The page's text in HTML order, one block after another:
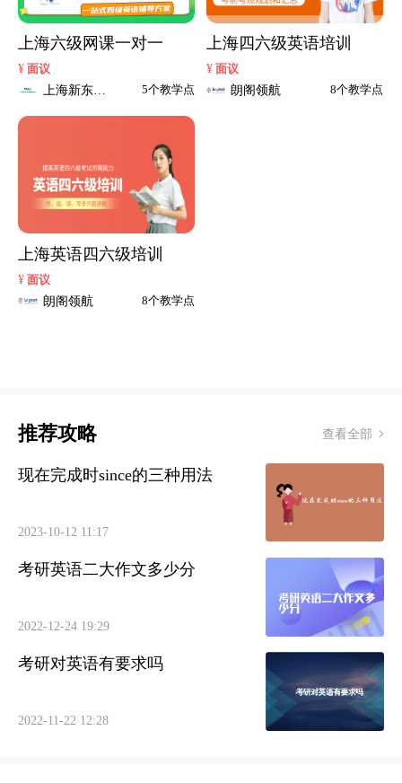
上海六级网课一对一
¥ 面议
上海新东方
5个教学点
上海四六级英语培训
¥ 面议
朗阁领航 8个教学点
上海英语四六级培训
¥ 面议
朗阁领航 8个教学点
推荐攻略 查看全部
现在完成时since的三种用法
2023-10-12 11:17
考研英语二大作文多少分
2022-12-24 19:29
考研对英语有要求吗
2022-11-22 12:28